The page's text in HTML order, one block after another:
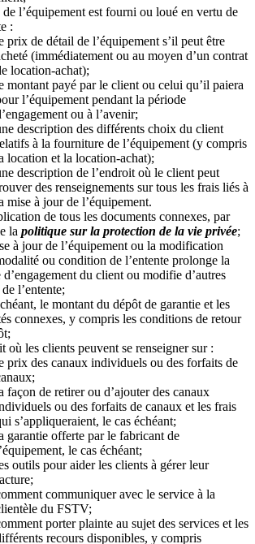
de l’équipement est fourni ou loué en vertu de
:
prix de détail de l’équipement s’il peut être
(immédiatement ou au moyen d’un contrat
location-achat);
montant payé par le client ou celui qu’il paiera
l’équipement pendant la période
ou à l’avenir;
description des différents choix du client
à la fourniture de l’équipement (y compris
location et la location-achat);
description de l’endroit où le client peut
des renseignements sur tous les frais liés à
mise à jour de l’équipement.
de tous les documents connexes, par
la politique sur la protection de la vie privée;
à jour de l’équipement ou la modification
ou condition de l’entente prolonge la
d’engagement du client ou modifie d’autres
l’entente;
le montant du dépôt de garantie et les
connexes, y compris les conditions de retour
où les clients peuvent se renseigner sur :
prix des canaux individuels ou des forfaits de
façon de retirer ou d’ajouter des canaux
ou des forfaits de canaux et les frais
s’appliqueraient, le cas échéant;
garantie offerte par le fabricant de
le cas échéant;
outils pour aider les clients à gérer leur
communiquer avec le service à la
du FSTV;
porter plainte au sujet des services et les
recours disponibles, y compris